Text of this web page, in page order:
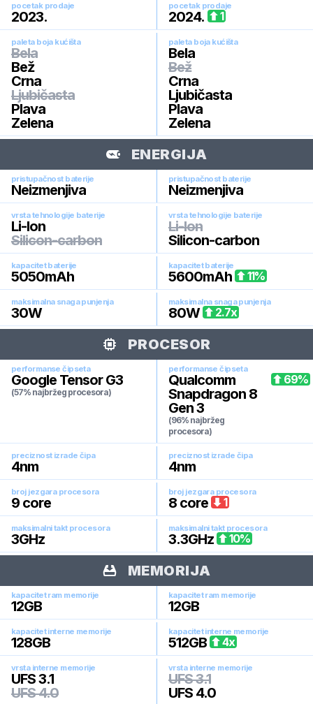
pocetak prodaje
2023.
pocetak prodaje
2024. 1
paleta boja kućišta
Bela
Bež
Crna
Ljubičasta
Plava
Zelena
paleta boja kućišta
Bela
Bež
Crna
Ljubičasta
Plava
Zelena
ENERGIJA
pristupačnost baterije
Neizmenjiva
pristupačnost baterije
Neizmenjiva
vrsta tehnologije baterije
Li-Ion
Silicon-carbon
vrsta tehnologije baterije
Li-Ion
Silicon-carbon
kapacitet baterije
5050mAh
kapacitet baterije
5600mAh 11%
maksimalna snaga punjenja
30W
maksimalna snaga punjenja
80W 2.7x
PROCESOR
performanse čipseta
Google Tensor G3
(57% najbržeg procesora)
performanse čipseta
Qualcomm
Snapdragon 8
Gen 3
(96% najbržeg
procesora)
69%
preciznost izrade čipa
4nm
preciznost izrade čipa
4nm
broj jezgara procesora
9 core
broj jezgara procesora
8 core 1
maksimalni takt procesora
3GHz
maksimalni takt procesora
3.3GHz 10%
MEMORIJA
kapacitet ram memorije
12GB
kapacitet ram memorije
12GB
kapacitet interne memorije
128GB
kapacitet interne memorije
512GB 4x
vrsta interne memorije
UFS 3.1
UFS 4.0
vrsta interne memorije
UFS 3.1
UFS 4.0